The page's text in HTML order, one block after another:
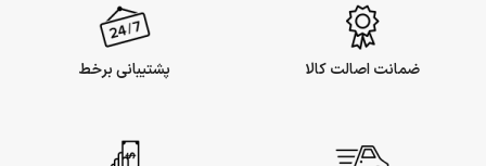
ضمانت اصالت کالا پشتیبانی برخط